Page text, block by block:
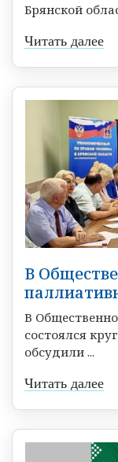
Брянской
Читать далее
В
В
состоялся
обсудили ...
Читать далее